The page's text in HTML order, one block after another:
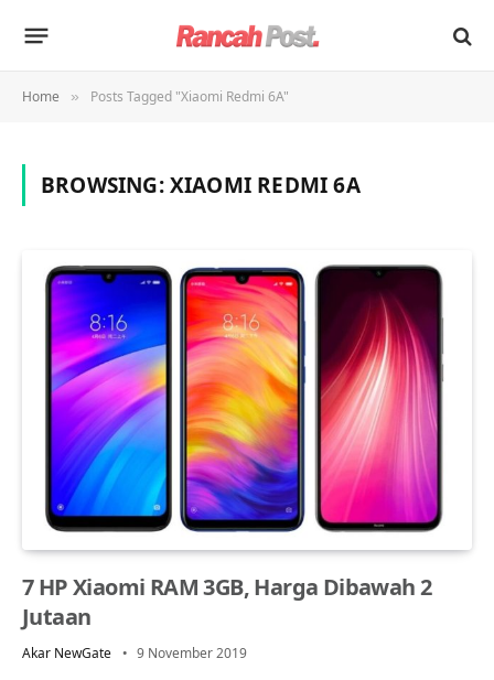
Home » Posts Tagged "Xiaomi Redmi 6A"
BROWSING:XIAOMI REDMI 6A
7 HP Xiaomi RAM 3GB, Harga Dibawah 2
Jutaan
Akar NewGate 9 November 2019